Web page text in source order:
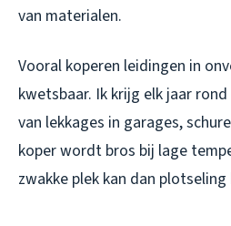
van materialen.
Vooral koperen leidingen in
kwetsbaar. Ik krijg elk jaar
van lekkages in garages,
koper wordt bros bij lage
zwakke plek kan dan plotseling